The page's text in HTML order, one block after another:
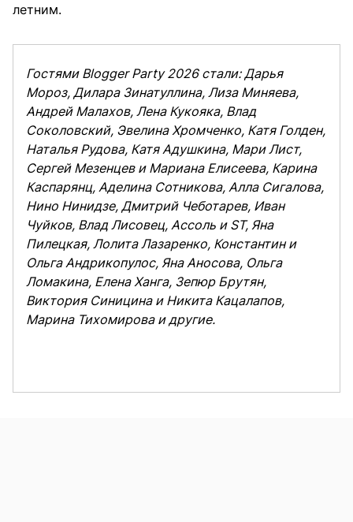
летним.
Гостями Blogger Party 2026 стали: Дарья
Мороз, Дилара Зинатуллина, Лиза Миняева,
Андрей Малахов, Лена Кукояка, Влад
Соколовский, Эвелина Хромченко, Катя Голден,
Наталья Рудова, Катя Адушкина, Мари Лист,
Сергей Мезенцев и Мариана Елисеева, Карина
Каспарянц, Аделина Сотникова, Алла Сигалова,
Нино Нинидзе, Дмитрий Чеботарев, Иван
Чуйков, Влад Лисовец, Ассоль и ST, Яна
Пилецкая, Лолита Лазаренко, Константин и
Ольга Андрикопулос, Яна Аносова, Ольга
Ломакина, Елена Ханга, Зепюр Брутян,
Виктория Синицина и Никита Кацалапов,
Марина Тихомирова и другие.